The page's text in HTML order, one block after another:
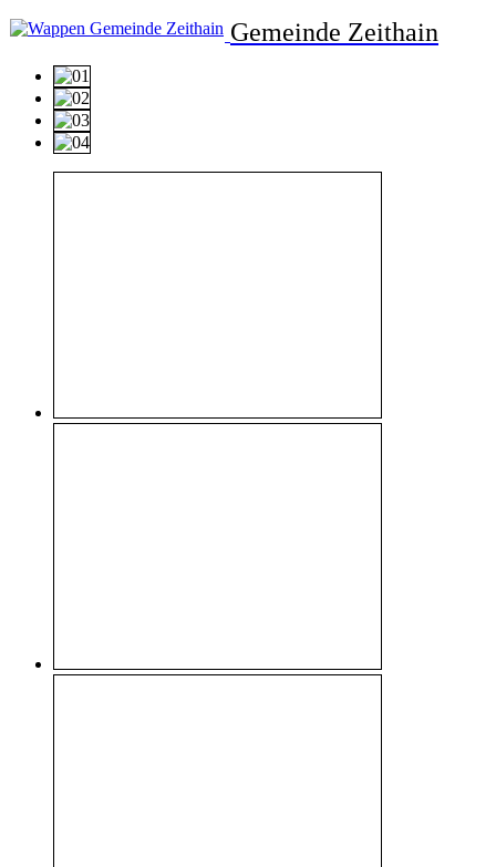
Gemeinde Zeithain